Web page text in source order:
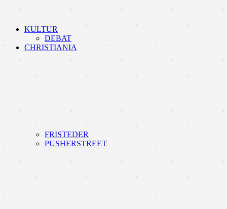
KULTUR
DEBAT
CHRISTIANIA
FRISTEDER
PUSHERSTREET